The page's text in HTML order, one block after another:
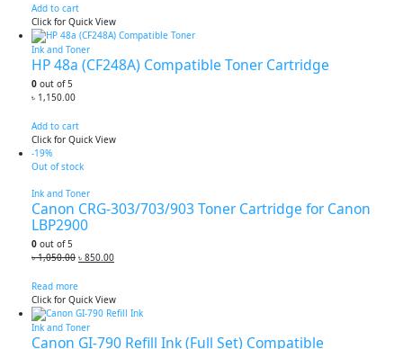
Add to cart
Click for Quick View
Ink and Toner
HP 48a (CF248A) Compatible Toner Cartridge
0 out of 5
৳ 1,150.00
Add to cart
Click for Quick View
-19%
Out of stock
Ink and Toner
Canon CRG-303/703/903 Toner Cartridge for Canon
LBP2900
0 out of 5
৳1,050.00 Original
৳ 1,050.00.
৳ 850.00Current
৳ 850.00.
Read more
Click for Quick View
Ink and Toner
Canon GI-790 Refill Ink (Full Set) Compatible